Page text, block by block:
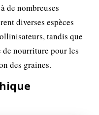
de nombreuses
diverses espèces
tandis que
nourriture pour les
des graines.